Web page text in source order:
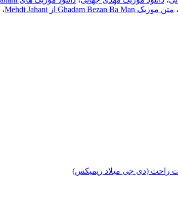
، متن موزیک Ghadam Bezan Ba Man از Mehdi Jahani ،
راحت (دی جی میلاد ریمیکس)